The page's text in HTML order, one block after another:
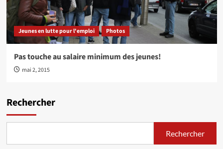
Jeunes en lutte pour l'emploi Photos
Pas touche au salaire minimum des jeunes!
mai 2, 2015
Rechercher
Rechercher